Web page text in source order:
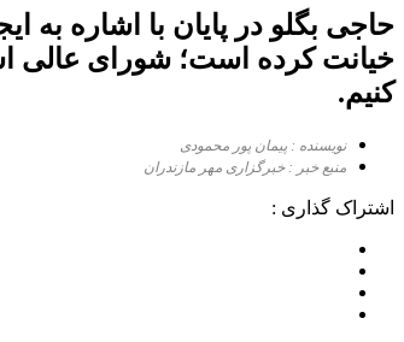
حاجی بگلو در پایان با اشاره
خیانت کرده است؛ شورای عالی
کنیم.
نویسنده : پیمان پور محمودی
منبع خبر : خبرگزاری مهر مازندران
اشتراک گذاری :